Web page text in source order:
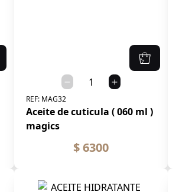
REF: MAG32
Aceite de cuticula ( 060 ml )
magics
$ 6300